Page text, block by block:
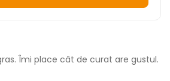
Îmi place cât de curat are gustul.